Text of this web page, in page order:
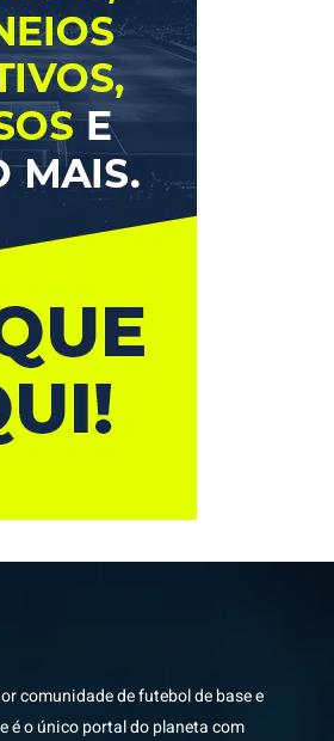
comunidade de futebol de base e
é o único portal do planeta com